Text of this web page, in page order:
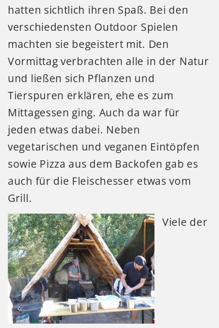
hatten sichtlich ihren Spaß. Bei den
verschiedensten Outdoor Spielen
machten sie begeistert mit. Den
Vormittag verbrachten alle in der Natur
und ließen sich Pflanzen und
Tierspuren erklären, ehe es zum
Mittagessen ging. Auch da war für
jeden etwas dabei. Neben
vegetarischen und veganen Eintöpfen
sowie Pizza aus dem Backofen gab es
auch für die Fleischesser etwas vom
Grill.
Viele der